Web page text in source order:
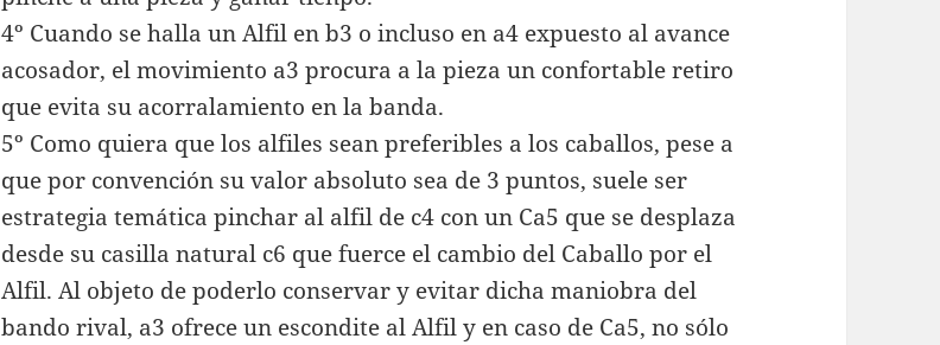
4º Cuando se halla un Alfil en b3 o incluso en a4 expuesto al avance
acosador, el movimiento a3 procura a la pieza un confortable retiro
que evita su acorralamiento en la banda.
5º Como quiera que los alfiles sean preferibles a los caballos, pese a
que por convención su valor absoluto sea de 3 puntos, suele ser
estrategia temática pinchar al alfil de c4 con un Ca5 que se desplaza
desde su casilla natural c6 que fuerce el cambio del Caballo por el
Alfil. Al objeto de poderlo conservar y evitar dicha maniobra del
bando rival, a3 ofrece un escondite al Alfil y en caso de Ca5, no sólo